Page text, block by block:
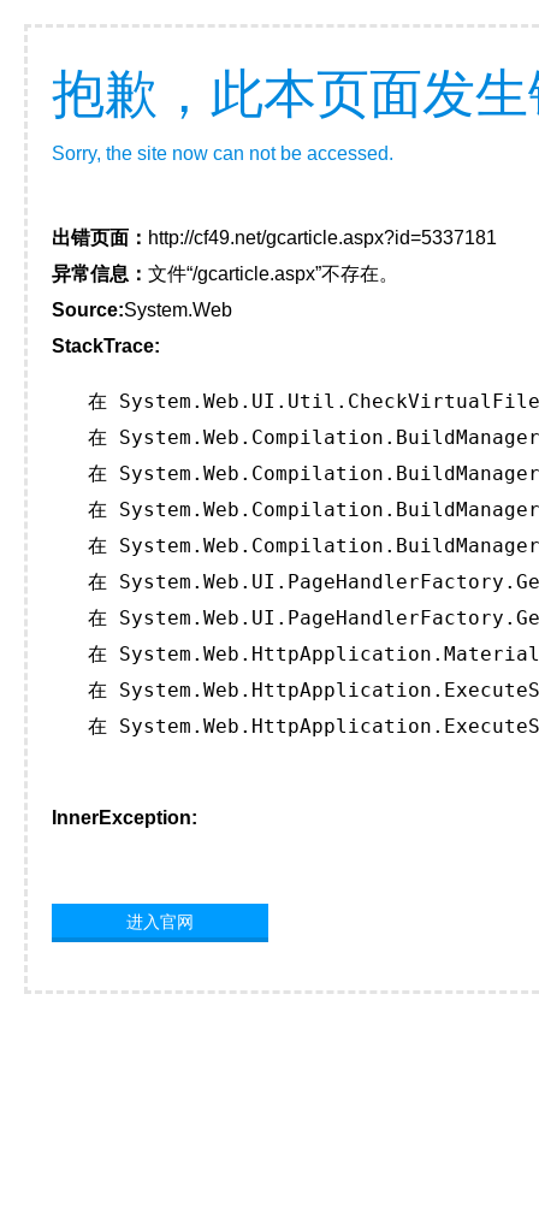
抱歉，此本页面发
Sorry, the site now can not be accessed.
出错页面： http://cf49.net/gcarticle.aspx?id=5337181
异常信息： 文件“/gcarticle.aspx”不存在。
Source:System.Web
StackTrace:
在
在
在
在
在
在
在
在
在
在
InnerException:
进入官网